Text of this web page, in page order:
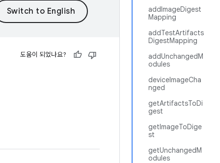
addImageDigest
Mapping
addTestArtifacts
DigestMapping
addUnchangedM
odules
deviceImageCha
nged
getArtifactsToDi
gest
getImageToDige
st
getUnchangedM
odules
도움이 되었나요?